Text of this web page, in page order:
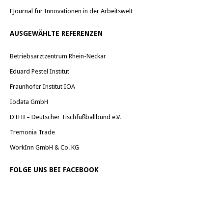
EJournal für Innovationen in der Arbeitswelt
AUSGEWÄHLTE REFERENZEN
Betriebsarztzentrum Rhein-Neckar
Eduard Pestel Institut
Fraunhofer Institut IOA
Iodata GmbH
DTFB – Deutscher Tischfußballbund e.V.
Tremonia Trade
WorkInn GmbH & Co. KG
FOLGE UNS BEI FACEBOOK